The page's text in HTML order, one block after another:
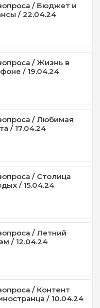
/ Бюджет и
/ 22.04.24
/ Жизнь в
/ 19.04.24
/ Любимая
/ 17.04.24
/ Столица
/ 15.04.24
/ Летний
/ 12.04.24
/ Контент
/ 10.04.24